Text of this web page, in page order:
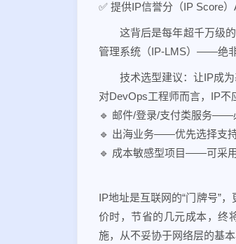
✅ 提供IP信誉分（IP Score
这背后是每年超千万级
管理系统（IP-LMS）——绝非
技术选型建议：让IP成
对DevOps工程师而言，IP不
🔹 邮件/登录/支付类服务——
🔹 出海业务——优先选择支
🔹 成本敏感型项目——可采用
IP地址是互联网的“门牌号”
价时，节省的几元成本，终
施，从不妥协于网络层的基本